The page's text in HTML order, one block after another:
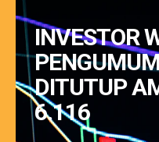
INVESTOR
DITUTUP
6.116